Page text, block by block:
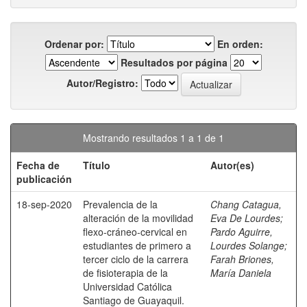
Ordenar por:
En orden:
Resultados por página
Autor/Registro:
Mostrando resultados 1 a 1 de 1
Fecha de
publicación
Título Autor(es)
18-sep-2020
Prevalencia de la
alteración de la movilidad
flexo-cráneo-cervical en
estudiantes de primero a
tercer ciclo de la carrera
de fisioterapia de la
Universidad Católica
Santiago de Guayaquil.
Chang Catagua,
Eva De Lourdes;
Pardo Aguirre,
Lourdes Solange;
Farah Briones,
María Daniela